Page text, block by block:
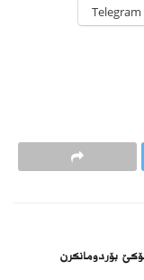
Telegram
بۆردومانکرن